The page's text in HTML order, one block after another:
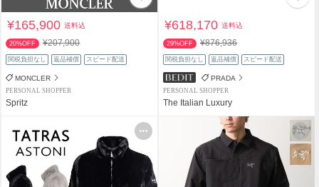
¥165,900送料込
20%OFF ¥207,900
関税負担なし 返品補償 スピード配送
MONCLER
PERSONAL SHOPPER
Spritz
¥618,170送料込
29%OFF ¥876,936
関税負担なし 返品補償 スピード配送
PRADA
PERSONAL SHOPPER
The Italian Luxury